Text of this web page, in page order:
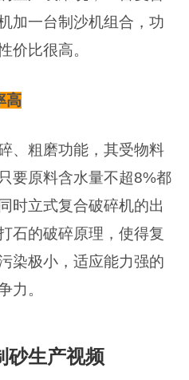
加一台制沙机组合，功
价比很高。
高
、粗磨功能，其受物料
要原料含水量不超8%都
时立式复合破碎机的出
石的破碎原理，使得复
染极小，适应能力强的
力。
砂生产视频